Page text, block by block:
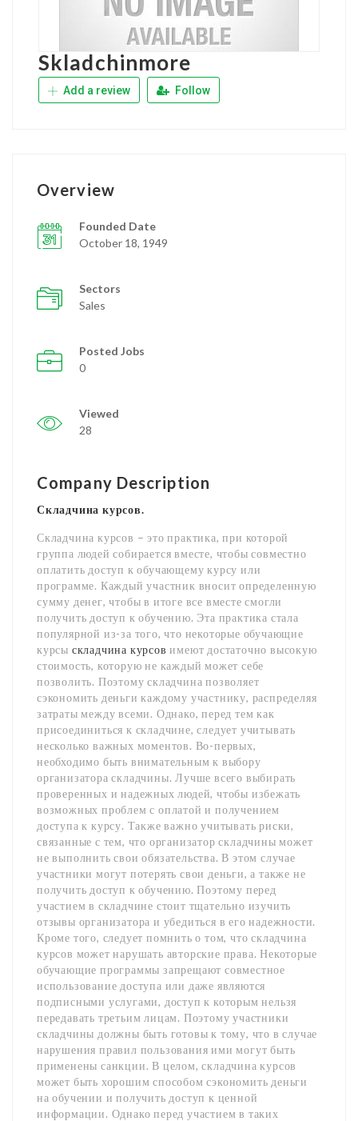
Skladchinmore
Add a review Follow
Overview
Founded Date
October 18, 1949
Sectors
Sales
Posted Jobs
0
Viewed
28
Company Description
Складчина курсов.
Складчина курсов – это практика, при которой
группа людей собирается вместе, чтобы совместно
оплатить доступ к обучающему курсу или
программе. Каждый участник вносит определенную
сумму денег, чтобы в итоге все вместе смогли
получить доступ к обучению. Эта практика стала
популярной из-за того, что некоторые обучающие
курсы складчина курсов имеют достаточно высокую
стоимость, которую не каждый может себе
позволить. Поэтому складчина позволяет
сэкономить деньги каждому участнику, распределяя
затраты между всеми. Однако, перед тем как
присоединиться к складчине, следует учитывать
несколько важных моментов. Во-первых,
необходимо быть внимательным к выбору
организатора складчины. Лучше всего выбирать
проверенных и надежных людей, чтобы избежать
возможных проблем с оплатой и получением
доступа к курсу. Также важно учитывать риски,
связанные с тем, что организатор складчины может
не выполнить свои обязательства. В этом случае
участники могут потерять свои деньги, а также не
получить доступ к обучению. Поэтому перед
участием в складчине стоит тщательно изучить
отзывы организатора и убедиться в его надежности.
Кроме того, следует помнить о том, что складчина
курсов может нарушать авторские права. Некоторые
обучающие программы запрещают совместное
использование доступа или даже являются
подписными услугами, доступ к которым нельзя
передавать третьим лицам. Поэтому участники
складчины должны быть готовы к тому, что в случае
нарушения правил пользования ими могут быть
применены санкции. В целом, складчина курсов
может быть хорошим способом сэкономить деньги
на обучении и получить доступ к ценной
информации. Однако перед участием в таких